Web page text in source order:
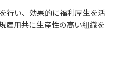
行い、効果的に福利厚生を活
雇用共に生産性の高い組織を